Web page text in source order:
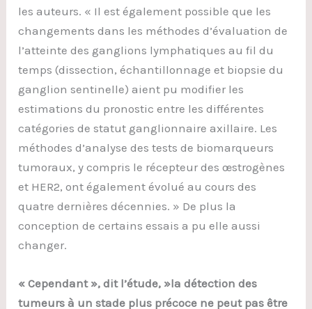
les auteurs. « Il est également possible que les
changements dans les méthodes d’évaluation de
l’atteinte des ganglions lymphatiques au fil du
temps (dissection, échantillonnage et biopsie du
ganglion sentinelle) aient pu modifier les
estimations du pronostic entre les différentes
catégories de statut ganglionnaire axillaire. Les
méthodes d’analyse des tests de biomarqueurs
tumoraux, y compris le récepteur des œstrogènes
et HER2, ont également évolué au cours des
quatre dernières décennies. » De plus la
conception de certains essais a pu elle aussi
changer.
« Cependant », dit l’étude, »la détection des
tumeurs à un stade plus précoce ne peut pas être